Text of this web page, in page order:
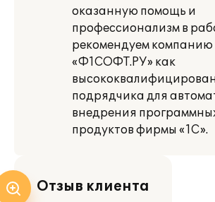
оказанную помощь и
профессионализм в
рекомендуем компанию
«Ф1СОФТ.РУ» как
подрядчика для
внедрения
продуктов фирмы «1С».
Отзыв клиента